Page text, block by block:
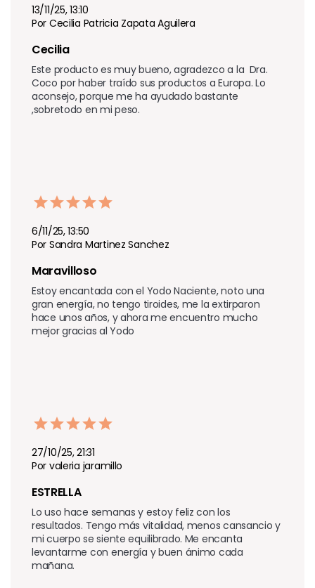
13/11/25, 13:10
Por Cecilia Patricia Zapata Aguilera
Cecilia
Este producto es muy bueno, agradezco a la  Dra.
Coco por haber traído sus productos a Europa. Lo
aconsejo, porque me ha ayudado bastante
,sobretodo en mi peso.
6/11/25, 13:50
Por Sandra Martinez Sanchez
Maravilloso
Estoy encantada con el Yodo Naciente, noto una
gran energía, no tengo tiroides, me la extirparon
hace unos años, y ahora me encuentro mucho
mejor gracias al Yodo
27/10/25, 21:31
Por valeria jaramillo
ESTRELLA
Lo uso hace semanas y estoy feliz con los
resultados. Tengo más vitalidad, menos cansancio y
mi cuerpo se siente equilibrado. Me encanta
levantarme con energía y buen ánimo cada
mañana.